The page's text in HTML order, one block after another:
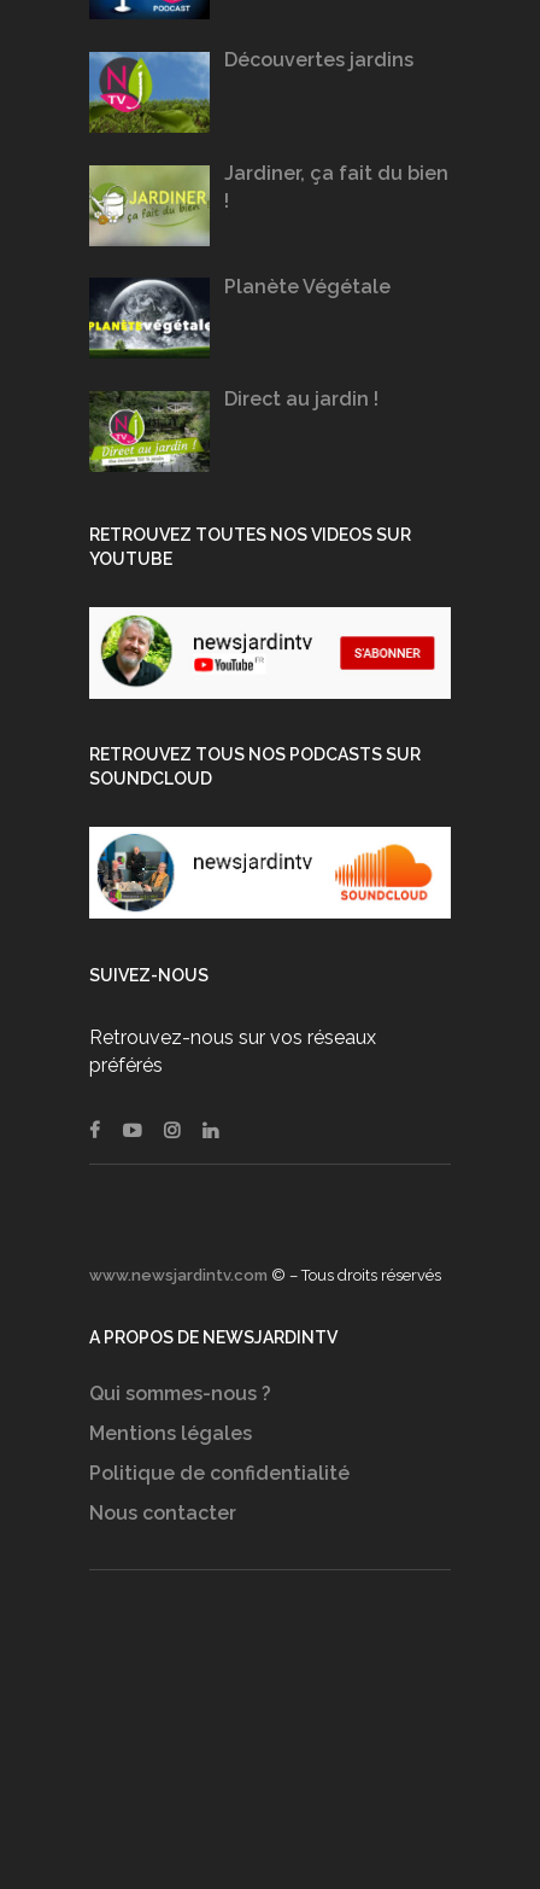
Découvertes jardins
Jardiner, ça fait du bien
!
Planète Végétale
Direct au jardin !
RETROUVEZ TOUTES NOS VIDEOS SUR
YOUTUBE
RETROUVEZ TOUS NOS PODCASTS SUR
SOUNDCLOUD
SUIVEZ-NOUS
Retrouvez-nous sur vos réseaux
préférés
www.newsjardintv.com © – Tous droits réservés
A PROPOS DE NEWSJARDINTV
Qui sommes-nous ?
Mentions légales
Politique de confidentialité
Nous contacter